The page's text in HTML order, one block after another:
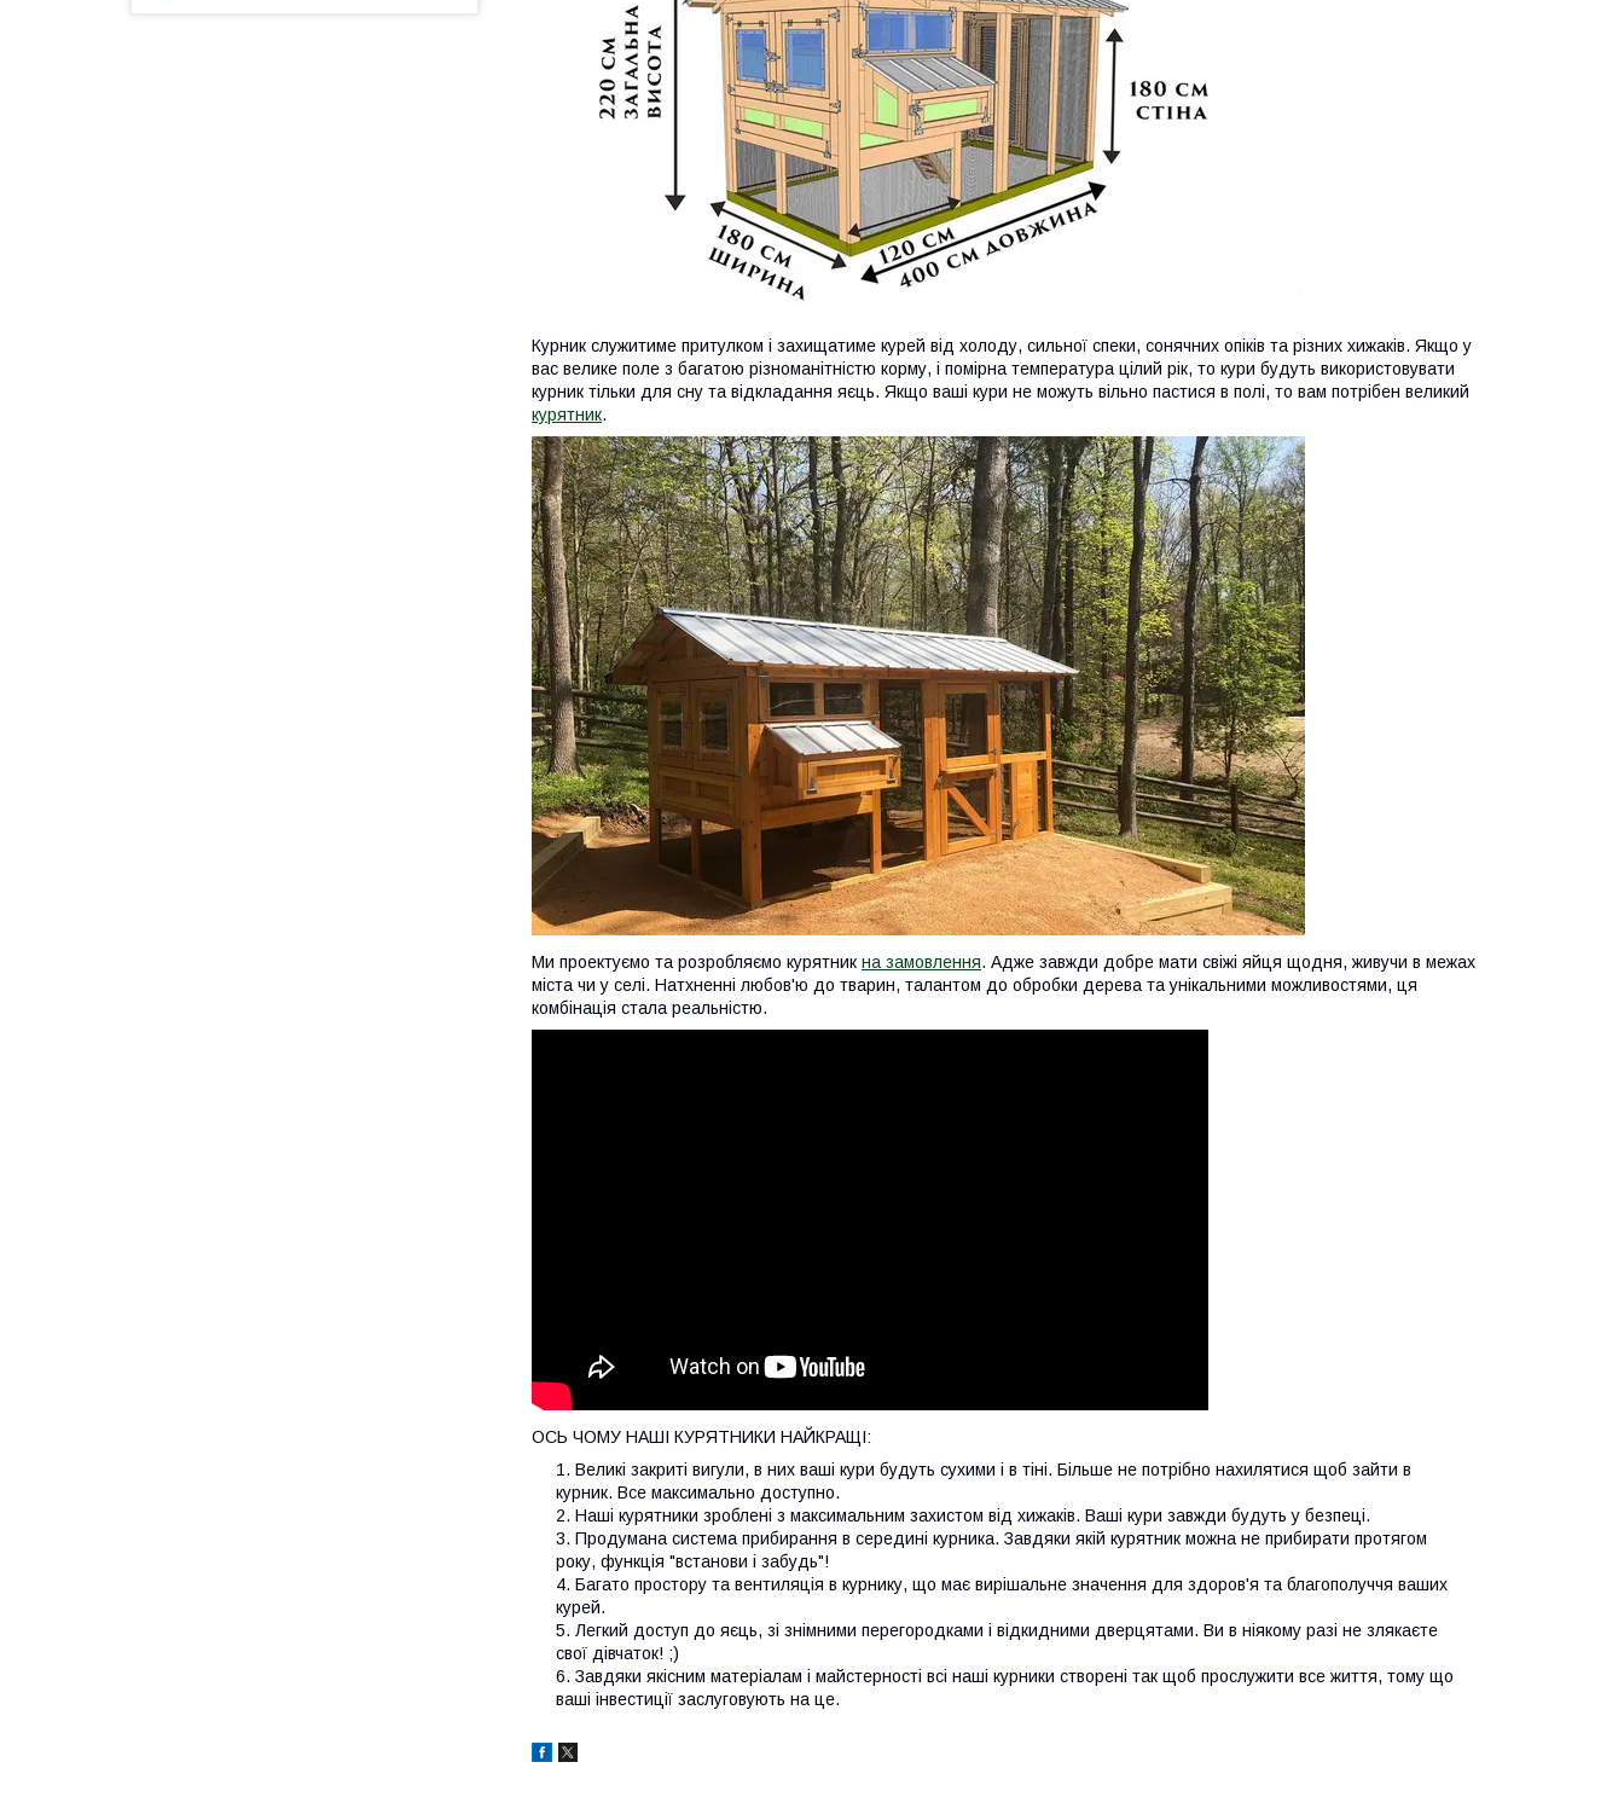
Курник служитиме притулком і захищатиме курей від холоду, сильної спеки, сонячних опіків та різних хижаків. Якщо у
вас велике поле з багатою різноманітністю корму, і помірна температура цілий рік, то кури будуть використовувати
курник тільки для сну та відкладання яєць. Якщо ваші кури не можуть вільно пастися в полі, то вам потрібен великий
курятник.
Ми проектуємо та розробляємо курятник на замовлення. Адже завжди добре мати свіжі яйця щодня, живучи в межах
міста чи у селі. Натхненні любов'ю до тварин, талантом до обробки дерева та унікальними можливостями, ця
комбінація стала реальністю.
ОСЬ ЧОМУ НАШІ КУРЯТНИКИ НАЙКРАЩІ:
Великі закриті вигули, в них ваші кури будуть сухими і в тіні. Більше не потрібно нахилятися щоб зайти в
курник. Все максимально доступно.
Наші курятники зроблені з максимальним захистом від хижаків. Ваші кури завжди будуть у безпеці.
Продумана система прибирання в середині курника. Завдяки якій курятник можна не прибирати протягом
року, функція "встанови і забудь"!
Багато простору та вентиляція в курнику, що має вирішальне значення для здоров'я та благополуччя ваших
курей.
Легкий доступ до яєць, зі знімними перегородками і відкидними дверцятами. Ви в ніякому разі не злякаєте
свої дівчаток! ;)
Завдяки якісним матеріалам і майстерності всі наші курники створені так щоб прослужити все життя, тому що
ваші інвестиції заслуговують на це.